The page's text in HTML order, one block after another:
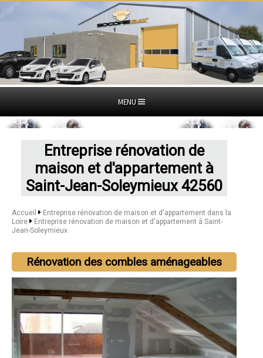
MENU
Entreprise rénovation de
maison et d'appartement à
Saint-Jean-Soleymieux 42560
Accueil
Entreprise rénovation de maison et d'appartement dans la
Loire
Entreprise rénovation de maison et d'appartement à Saint-
Jean-Soleymieux
Rénovation des combles aménageables